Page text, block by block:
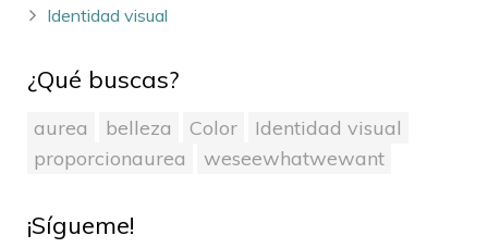
Identidad visual
¿Qué buscas?
aurea belleza Color
Identidad visual
proporcionaurea
weseewhatwewant
¡Sígueme!